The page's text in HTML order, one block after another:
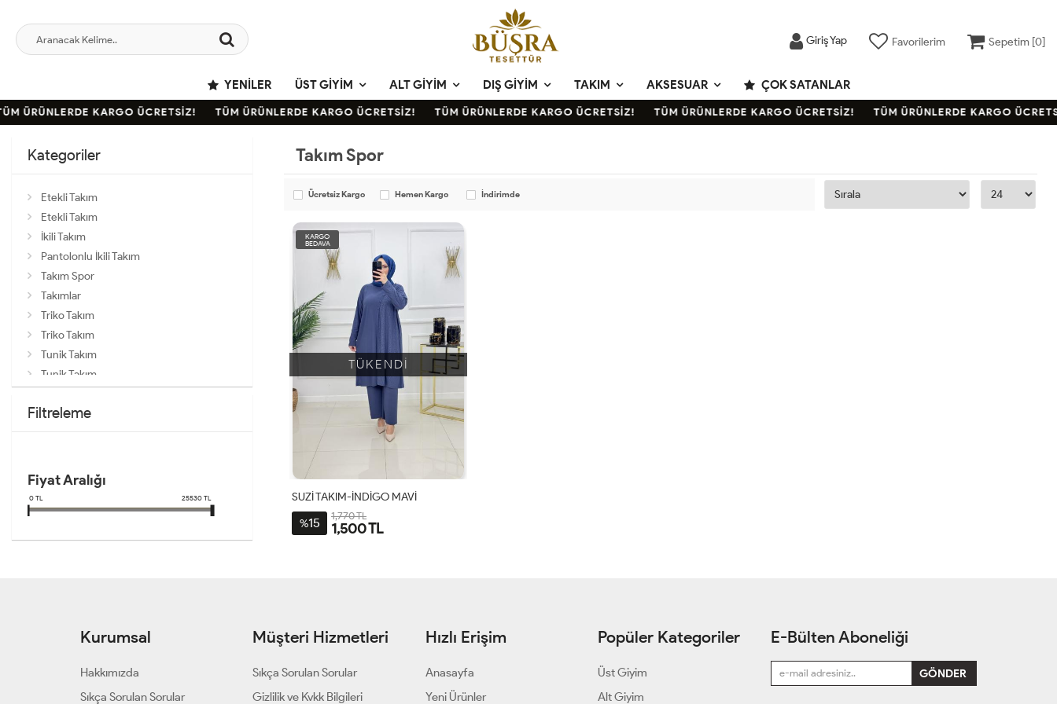
Giriş Yap Favorilerim Sepetim [0]
YENILER ÜST GIYIM ALT GIYIM DIŞ GIYIM TAKIM AKSESUAR ÇOK SATANLAR
ÜRÜNLERDE KARGO ÜCRETSİZ! TÜM ÜRÜNLERDE KARGO ÜCRETSİZ! TÜM ÜRÜNLERDE KARGO ÜCRETSİZ! TÜM ÜRÜNLERDE KARGO ÜCRETSİZ! TÜM ÜRÜNLERDE KARGO
Kategoriler
Etekli Takım
Etekli Takım
İkili Takım
Pantolonlu İkili Takım
Takım Spor
Takımlar
Triko Takım
Triko Takım
Tunik Takım
Tunik Takım
Filtreleme
Fiyat Aralığı
0TL 25530TL
Takım Spor
Ücretsiz Kargo Hemen Kargo İndirimde
KARGO
BEDAVA
TÜKENDİ
SUZİ TAKIM-İNDİGO MAVİ
%15 1,770 TL
1,500 TL
Kurumsal
Hakkımızda
Sıkça Sorulan Sorular
Müşteri Hizmetleri
Sıkça Sorulan Sorular
Gizlilik ve Kvkk Bilgileri
Hızlı Erişim
Anasayfa
Yeni Ürünler
Popüler Kategoriler
Üst Giyim
Alt Giyim
E-Bülten Aboneliği